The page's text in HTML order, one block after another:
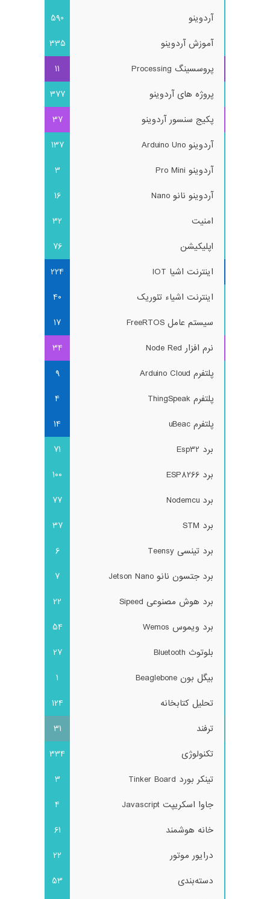
آردوینو
590
آموزش آردوینو
335
پروسسینگ Processing
11
پروژه های آردوینو
377
پکیج سنسور آردوینو
37
آردوینو Arduino Uno
137
آردوینو Pro Mini
3
آردوینو نانو Nano
16
امنیت
32
اپلیکیشن
76
اینترنت اشیا IOT
224
اینترنت اشیاء تئوریک
40
سیستم عامل FreeRTOS
17
نرم افزار Node Red
34
پلتفرم Arduino Cloud
9
پلتفرم ThingSpeak
4
پلتفرم uBeac
14
برد Esp32
71
برد ESP8266
100
برد Nodemcu
77
برد STM
37
برد تینسی Teensy
6
برد جتسون نانو Jetson Nano
7
برد هوش مصنوعی Sipeed
22
برد ویموس Wemos
54
بلوتوث Bluetooth
27
بیگل بون Beaglebone
1
تحلیل کتابخانه
124
ترفند
31
تکنولوژی
334
تینکر بورد Tinker Board
3
جاوا اسکریپت Javascript
4
خانه هوشمند
61
درایور موتور
22
دسته‌بندی
53